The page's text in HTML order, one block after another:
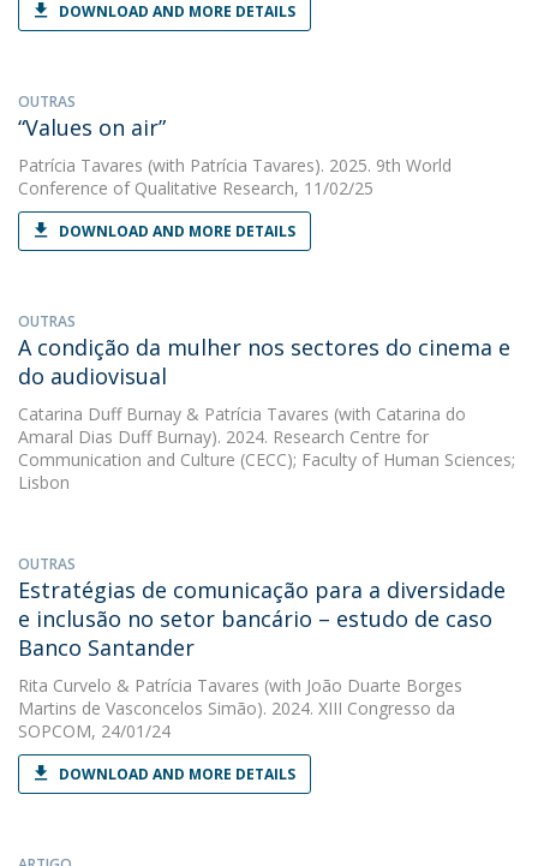
DOWNLOAD AND MORE DETAILS
OUTRAS
“Values on air”
Patrícia Tavares (with Patrícia Tavares). 2025. 9th World
Conference of Qualitative Research, 11/02/25
DOWNLOAD AND MORE DETAILS
OUTRAS
A condição da mulher nos sectores do cinema e
do audiovisual
Catarina Duff Burnay & Patrícia Tavares (with Catarina do
Amaral Dias Duff Burnay). 2024. Research Centre for
Communication and Culture (CECC); Faculty of Human Sciences;
Lisbon
OUTRAS
Estratégias de comunicação para a diversidade
e inclusão no setor bancário – estudo de caso
Banco Santander
Rita Curvelo & Patrícia Tavares (with João Duarte Borges
Martins de Vasconcelos Simão). 2024. XIII Congresso da
SOPCOM, 24/01/24
DOWNLOAD AND MORE DETAILS